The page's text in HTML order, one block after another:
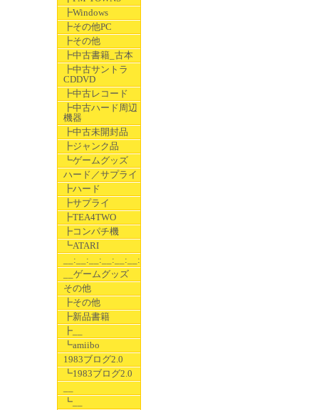
┣Windows
┣その他PC
┣その他
┣中古書籍_古本
┣中古サントラ
CDDVD
┣中古レコード
┣中古ハード周辺
機器
┣中古未開封品
┣ジャンク品
┗ゲームグッズ
ハード／サプライ
┣ハード
┣サプライ
┣TEA4TWO
┣コンパチ機
┗ATARI
__:__:__:__:__:__:__
__ゲームグッズ
その他
┣その他
┣新品書籍
┣__
┗amiibo
1983ブログ2.0
┗1983ブログ2.0
┗__